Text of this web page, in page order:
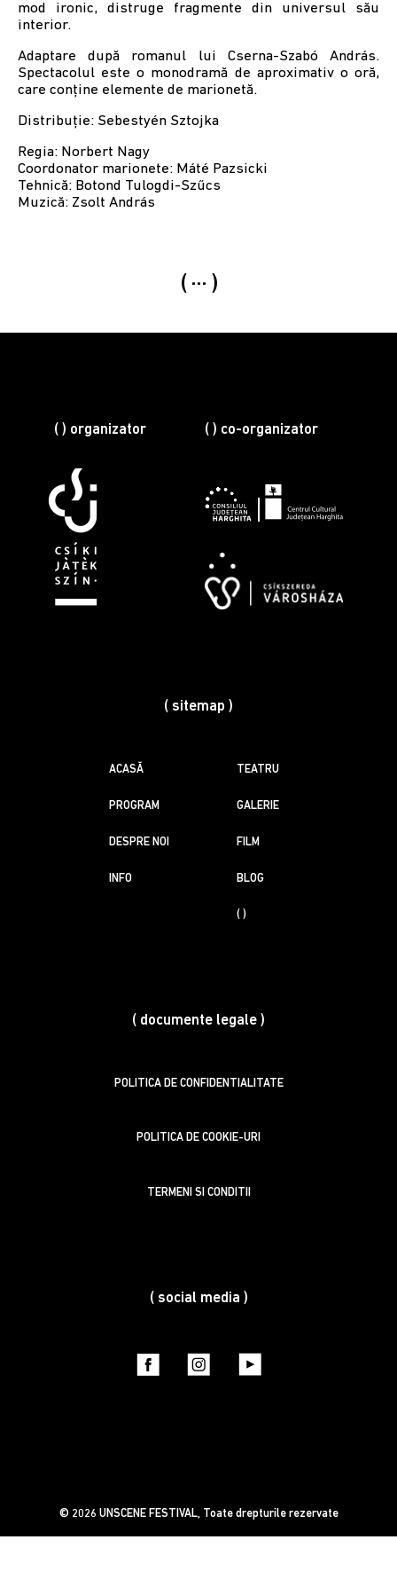
mod ironic, distruge fragmente din universul său
interior.
Adaptare după romanul lui Cserna-Szabó András.
Spectacolul este o monodramă de aproximativ o oră,
care conține elemente de marionetă.
Distribuție: Sebestyén Sztojka
Regia: Norbert Nagy
Coordonator marionete: Máté Pazsicki
Tehnică: Botond Tulogdi-Szűcs
Muzică: Zsolt András
...
( ) organizator ( ) co-organizator
( sitemap )
ACASĂ
PROGRAM
DESPRE NOI
INFO
TEATRU
GALERIE
FILM
BLOG
( )
( documente legale )
POLITICA DE CONFIDENTIALITATE
POLITICA DE COOKIE-URI
TERMENI SI CONDITII
( social media )
© 2026 UNSCENE FESTIVAL, Toate drepturile rezervate